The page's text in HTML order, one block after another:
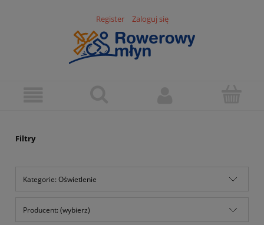
Register Zaloguj się
Filtry
Kategorie: Oświetlenie
Producent: (wybierz)